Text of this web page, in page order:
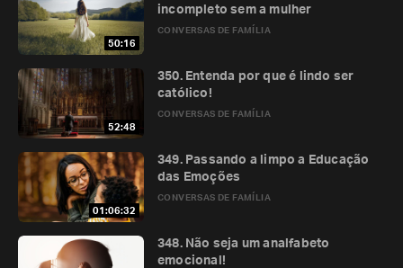
50:16
CONVERSAS DE FAMÍLIA
incompleto sem a mulher
52:48
CONVERSAS DE FAMÍLIA
350. Entenda por que é lindo ser
católico!
01:06:32
CONVERSAS DE FAMÍLIA
349. Passando a limpo a Educação
das Emoções
348. Não seja um analfabeto
emocional!